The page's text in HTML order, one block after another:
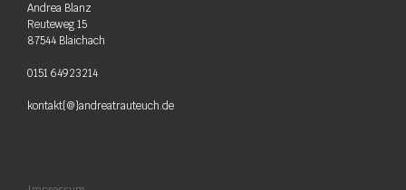
Andrea Blanz
Reuteweg 15
87544 Blaichach
0151 64923214
kontakt{@}andreatrauteuch.de